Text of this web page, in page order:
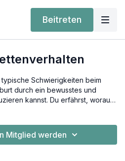
Beitreten
Schwierigkeiten beim
durch ein bewusstes und
kannst. Du erfährst, worauf
alltägliche Abläufe Schritt für
Mitglied werden